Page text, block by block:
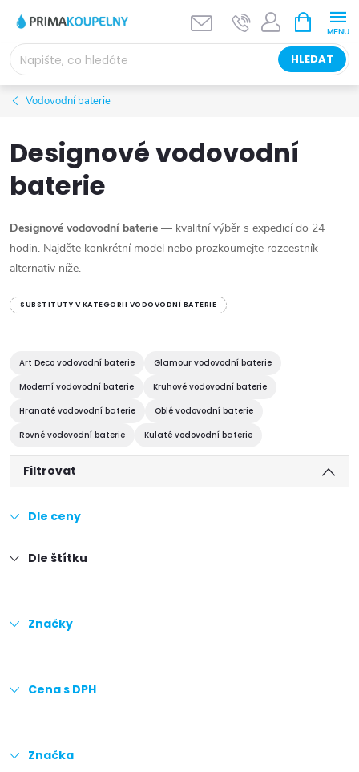
obsah
HLEDAT
NÁKUPNÍ
KOŠÍK
Vodovodní baterie
Designové vodovodní
baterie
Designové vodovodní baterie — kvalitní výběr s expedicí do 24
hodin. Najděte konkrétní model nebo prozkoumejte rozcestník
alternativ níže.
SUBSTITUTY V KATEGORII VODOVODNÍ BATERIE
Art Deco vodovodní baterie
Glamour vodovodní baterie
Moderní vodovodní baterie
Kruhové vodovodní baterie
Hranaté vodovodní baterie
Oblé vodovodní baterie
Rovné vodovodní baterie
Kulaté vodovodní baterie
Filtrovat
Dle ceny
Dle štítku
Značky
Cena s DPH
Značka